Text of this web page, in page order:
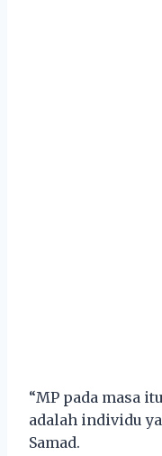
“MP pada masa
adalah individu
Samad.